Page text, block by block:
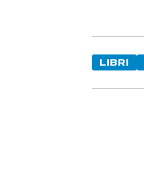
LIBRI